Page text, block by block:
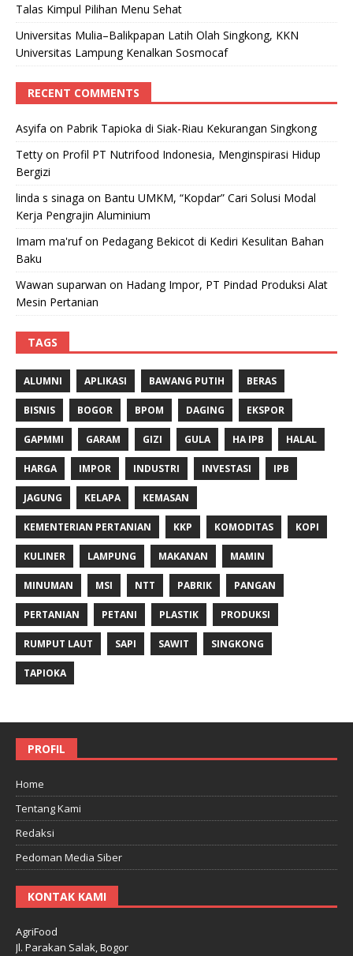
Talas Kimpul Pilihan Menu Sehat
Universitas Mulia–Balikpapan Latih Olah Singkong, KKN
Universitas Lampung Kenalkan Sosmocaf
RECENT COMMENTS
Asyifa on Pabrik Tapioka di Siak-Riau Kekurangan Singkong
Tetty on Profil PT Nutrifood Indonesia, Menginspirasi Hidup
Bergizi
linda s sinaga on Bantu UMKM, “Kopdar” Cari Solusi Modal
Kerja Pengrajin Aluminium
Imam ma'rufon Pedagang Bekicot di Kediri Kesulitan Bahan
Baku
Wawan suparwan on Hadang Impor, PT Pindad Produksi Alat
Mesin Pertanian
TAGS
ALUMNI APLIKASI BAWANG PUTIH BERAS
BISNIS BOGOR BPOM DAGING EKSPOR
GAPMMI GARAM GIZI GULA HA IPB HALAL
HARGA IMPOR INDUSTRI INVESTASI IPB
JAGUNG KELAPA KEMASAN
KEMENTERIAN PERTANIAN KKP KOMODITAS KOPI
KULINER LAMPUNG MAKANAN MAMIN
MINUMAN MSI NTT PABRIK PANGAN
PERTANIAN PETANI PLASTIK PRODUKSI
RUMPUT LAUT SAPI SAWIT SINGKONG
TAPIOKA
PROFIL
Home
Tentang Kami
Redaksi
Pedoman Media Siber
KONTAK KAMI
AgriFood
Jl. Parakan Salak, Bogor